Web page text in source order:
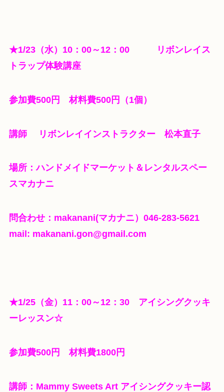
★1/23（水）10：00～12：00 リボンレイス
トラップ体験講座
参加費500円 材料費500円（1個）
講師 リボンレイインストラクター 松本直子
場所：ハンドメイドマーケット＆レンタルスペー
スマカナニ
問合わせ：makanani(マカナニ）046-283-5621
mail: makanani.gon@gmail.com
★1/25（金）11：00～12：30 アイシングクッキ
ーレッスン☆
参加費500円 材料費1800円
講師：Mammy Sweets Art アイシングクッキー認